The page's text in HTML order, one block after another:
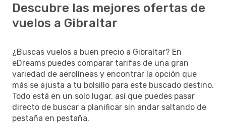
Descubre las mejores ofertas de
vuelos a Gibraltar
¿Buscas vuelos a buen precio a Gibraltar? En
eDreams puedes comparar tarifas de una gran
variedad de aerolíneas y encontrar la opción que
más se ajusta a tu bolsillo para este buscado destino.
Todo está en un solo lugar, así que puedes pasar
directo de buscar a planificar sin andar saltando de
pestaña en pestaña.